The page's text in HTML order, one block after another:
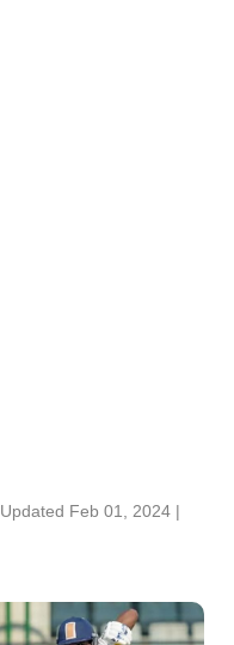
Updated Feb 01, 2024 |